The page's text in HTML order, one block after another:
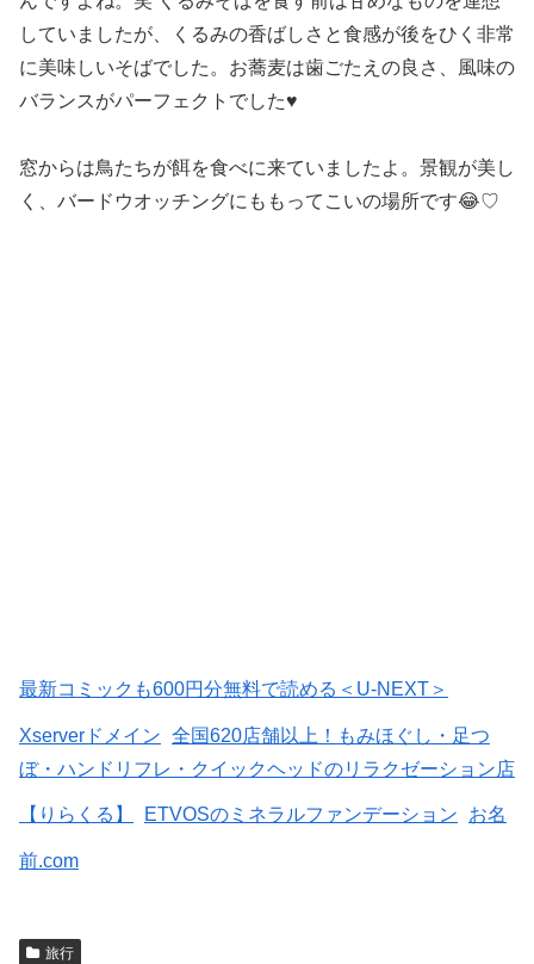
していましたが、くるみの香ばしさと食感が後をひく非常
に美味しいそばでした。お蕎麦は歯ごたえの良さ、風味の
バランスがパーフェクトでした♥
窓からは鳥たちが餌を食べに来ていましたよ。景観が美し
く、バードウオッチングにももってこいの場所です😂♡
最新コミックも600円分無料で読める＜U-NEXT＞
Xserverドメイン 全国620店舗以上！もみほぐし・足つ
ぼ・ハンドリフレ・クイックヘッドのリラクゼーション店
【りらくる】 ETVOSのミネラルファンデーション お名
前.com
旅行